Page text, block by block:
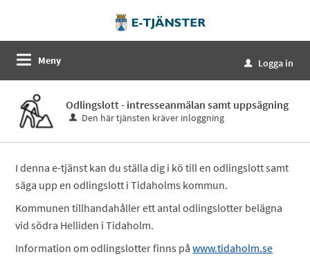
Meny u Logga in
Odlingslott - intresseanmälan samt uppsägning
Den här tjänsten kräver inloggning
I denna e-tjänst kan du ställa dig i kö till en odlingslott samt
säga upp en odlingslott i Tidaholms kommun.
Kommunen tillhandahåller ett antal odlingslotter belägna
vid södra Helliden i Tidaholm.
Information om odlingslotter finns påwww.tidaholm.se